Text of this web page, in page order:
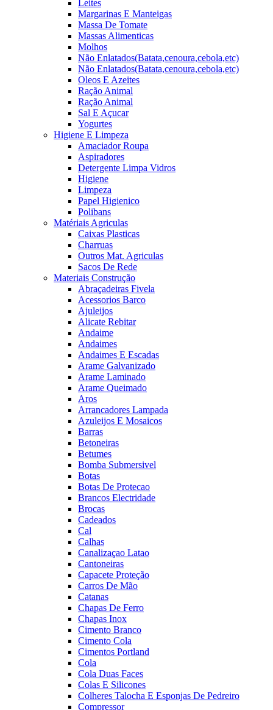
Leites
Margarinas E Manteigas
Massa De Tomate
Massas Alimenticas
Molhos
Não Enlatados(Batata,cenoura,cebola,etc)
Não Enlatados(Batata,cenoura,cebola,etc)
Oleos E Azeites
Ração Animal
Ração Animal
Sal E Açucar
Yogurtes
Higiene E Limpeza
Amaciador Roupa
Aspiradores
Detergente Limpa Vidros
Higiene
Limpeza
Papel Higienico
Polibans
Matériais Agriculas
Caixas Plasticas
Charruas
Outros Mat. Agriculas
Sacos De Rede
Materiais Construção
Abraçadeiras Fivela
Acessorios Barco
Ajuleijos
Alicate Rebitar
Andaime
Andaimes
Andaimes E Escadas
Arame Galvanizado
Arame Laminado
Arame Queimado
Aros
Arrancadores Lampada
Azuleijos E Mosaicos
Barras
Betoneiras
Betumes
Bomba Submersivel
Botas
Botas De Protecao
Brancos Electridade
Brocas
Cadeados
Cal
Calhas
Canalizaçao Latao
Cantoneiras
Capacete Proteção
Carros De Mão
Catanas
Chapas De Ferro
Chapas Inox
Cimento Branco
Cimento Cola
Cimentos Portland
Cola
Cola Duas Faces
Colas E Silicones
Colheres Talocha E Esponjas De Pedreiro
Compressor